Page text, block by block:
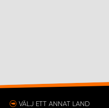
VÄLJ ETT ANNAT LAND